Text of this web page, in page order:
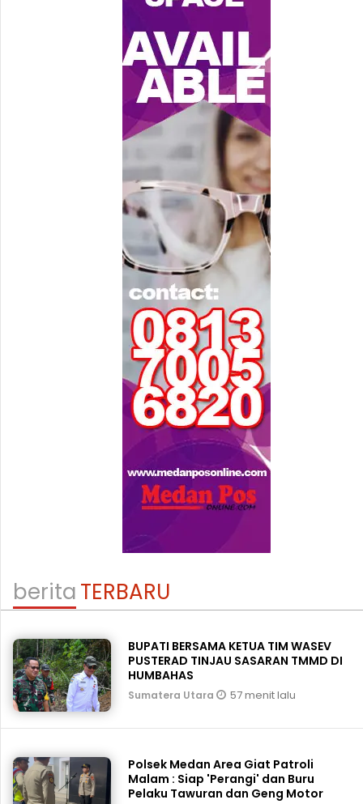
beritaTERBARU
BUPATI BERSAMA KETUA TIM WASEV
PUSTERAD TINJAU SASARAN TMMD DI
HUMBAHAS
Sumatera Utara 57 menit lalu
Polsek Medan Area Giat Patroli
Malam : Siap 'Perangi' dan Buru
Pelaku Tawuran dan Geng Motor